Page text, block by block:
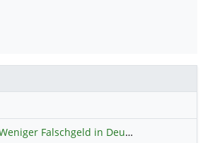
Bundesbank: Weniger Falschgeld in Deutschland